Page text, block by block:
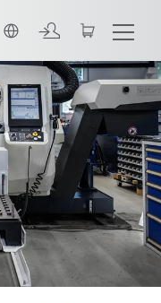
Wszyscy partnerzy systemowi